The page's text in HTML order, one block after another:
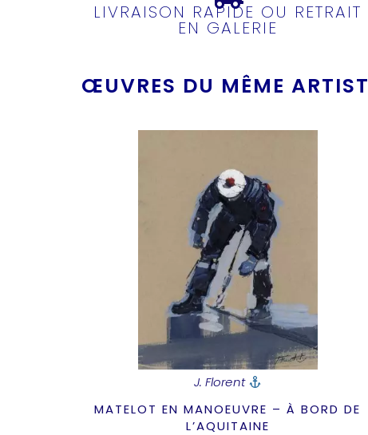
LIVRAISON RAPIDE OU RETRAIT
EN GALERIE
ŒUVRES DU MÊME
J. Florent
MATELOT EN MANOEUVRE – À BORD DE
L’AQUITAINE